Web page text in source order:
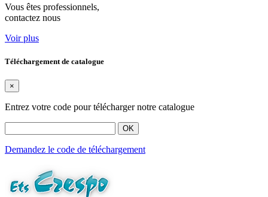
Vous êtes professionnels,
contactez nous
Voir plus
Téléchargement de catalogue
×
Entrez votre code pour télécharger notre catalogue
OK
Demandez le code de téléchargement